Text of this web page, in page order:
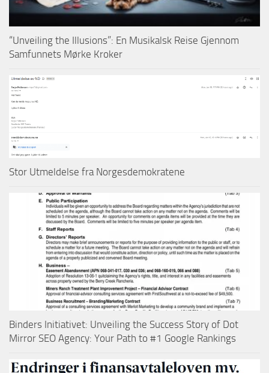
“Unveiling the Illusions”: En Musikalsk Reise Gjennom
Samfunnets Mørke Kroker
Stor Utmeldelse fra Norgesdemokratene
Binders Initiativet: Unveiling the Success Story of Dot
Mirror SEO Agency: Your Path to #1 Google Rankings